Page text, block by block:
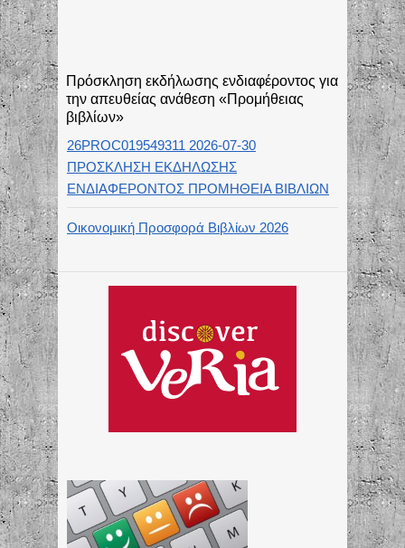
Πρόσκληση εκδήλωσης ενδιαφέροντος για
την απευθείας ανάθεση «Προμήθειας
βιβλίων»
26PROC019549311 2026-07-30
ΠΡΟΣΚΛΗΣΗ ΕΚΔΗΛΩΣΗΣ
ΕΝΔΙΑΦΕΡΟΝΤΟΣ ΠΡΟΜΗΘΕΙΑ ΒΙΒΛΙΩΝ
Οικονομική Προσφορά Βιβλίων 2026